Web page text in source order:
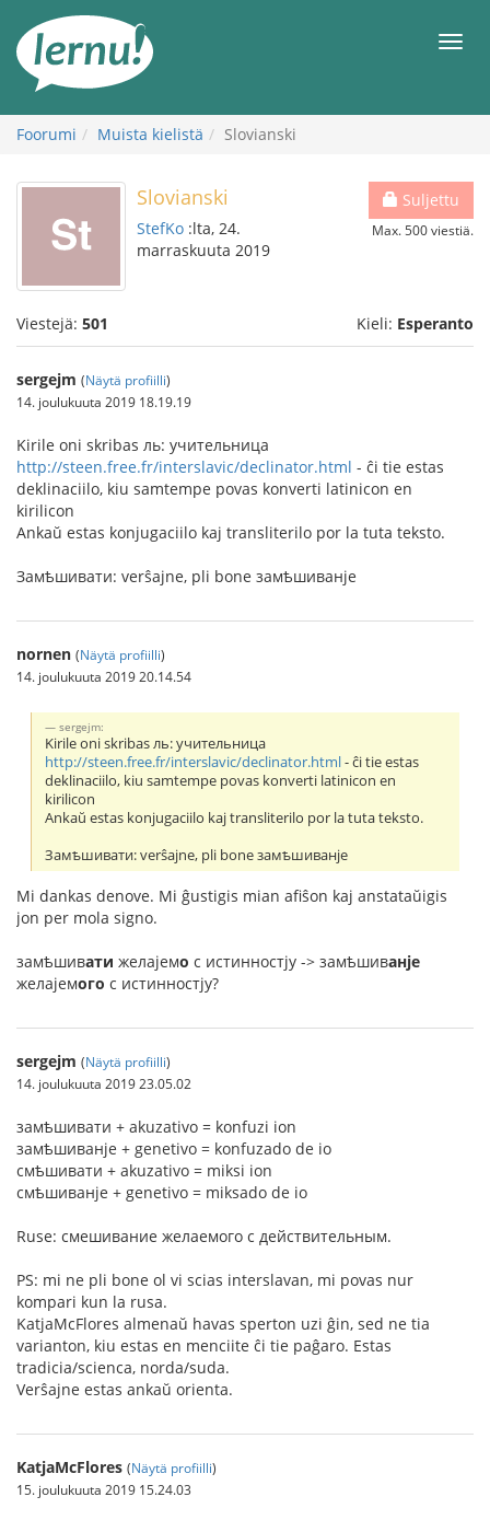
sisältöön
Foorumi Muista kielistä Slovianski
Suljettu
Max. 500 viestiä.
Slovianski
StefKo :lta, 24.
marraskuuta 2019
Viestejä: 501 Kieli: Esperanto
sergejm (Näytä profiilli)
14. joulukuuta 2019 18.19.19
Kirile oni skribas ль: учительница
http://steen.free.fr/interslavic/declinator.html - ĉi tie estas
deklinaciilo, kiu samtempe povas konverti latinicon en
kirilicon
Ankaŭ estas konjugaciilo kaj transliterilo por la tuta teksto.
Замѣшивати: verŝajne, pli bone замѣшиванje
nornen (Näytä profiilli)
14. joulukuuta 2019 20.14.54
sergejm:
Kirile oni skribas ль: учительница
http://steen.free.fr/interslavic/declinator.html- ĉi tie estas
deklinaciilo, kiu samtempe povas konverti latinicon en
kirilicon
Ankaŭ estas konjugaciilo kaj transliterilo por la tuta teksto.
Замѣшивати: verŝajne, pli bone замѣшиванje
Mi dankas denove. Mi ĝustigis mian afiŝon kaj anstataŭigis
jon per mola signo.
замѣшивати желаjемо с истинностjу -> замѣшиванje
желаjемого с истинностjу?
sergejm (Näytä profiilli)
14. joulukuuta 2019 23.05.02
замѣшивати + akuzativo = konfuzi ion
замѣшиванje + genetivo = konfuzado de io
смѣшивати + akuzativo = miksi ion
смѣшиванje + genetivo = miksado de io
Ruse: смешивание желаемого с действительным.
PS: mi ne pli bone ol vi scias interslavan, mi povas nur
kompari kun la rusa.
KatjaMcFlores almenaŭ havas sperton uzi ĝin, sed ne tia
varianton, kiu estas en menciite ĉi tie paĝaro. Estas
tradicia/scienca, norda/suda.
Verŝajne estas ankaŭ orienta.
KatjaMcFlores (Näytä profiilli)
15. joulukuuta 2019 15.24.03